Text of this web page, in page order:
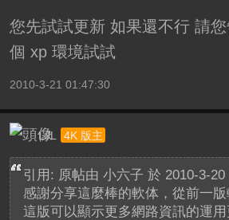
您先試試更新 如果還不行 請
個 xp 環境試試
2010-3-21 01:47:30
LJL 4K 版主
引用: 原帖由 小六子 於 2010-3-20
感謝分享這麼棒的軟体，從前一版
這版可以顯示更多網路資訊的運